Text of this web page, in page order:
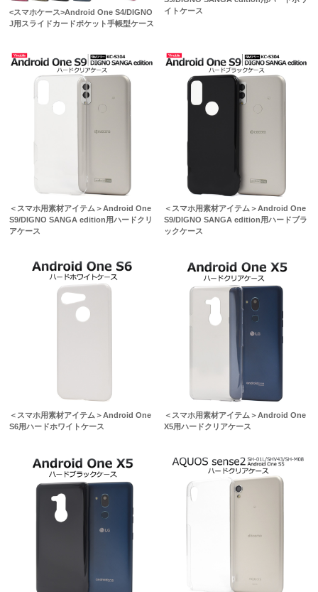
<スマホケース>Android One S4/DIGNO
J用スライドカードポケット手帳型ケース
イトケース
＜スマホ用素材アイテム＞Android One
S9/DIGNO SANGA edition用ハードクリ
アケース
＜スマホ用素材アイテム＞Android One
S9/DIGNO SANGA edition用ハードブラ
ックケース
＜スマホ用素材アイテム＞Android One
S6用ハードホワイトケース
＜スマホ用素材アイテム＞Android One
X5用ハードクリアケース